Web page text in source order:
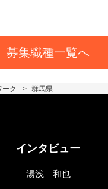
募集職種一覧へ
ーク 群馬県
インタビュー
湯浅 和也